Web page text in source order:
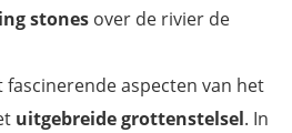
stones over de rivier de
fascinerende aspecten van het
uitgebreide grottenstelsel. In